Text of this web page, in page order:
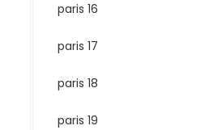
paris 16
paris 17
paris 18
paris 19